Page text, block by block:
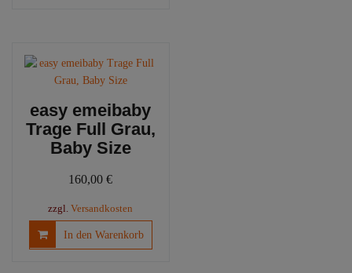
easy emeibaby
Trage Full Grau,
Baby Size
160,00€
zzgl.Versandkosten
In den Warenkorb